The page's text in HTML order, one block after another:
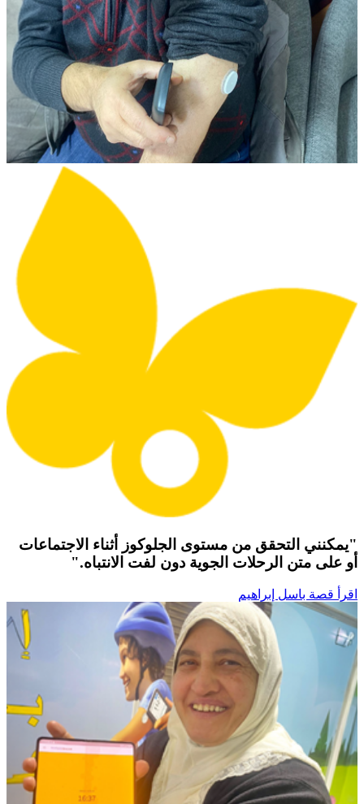
"يمكنني التحقق من مستوى الجلوكوز أثناء الاجتماعات
أو على متن الرحلات الجوية دون لفت الانتباه."
اقرأ قصة باسل إبراهيم